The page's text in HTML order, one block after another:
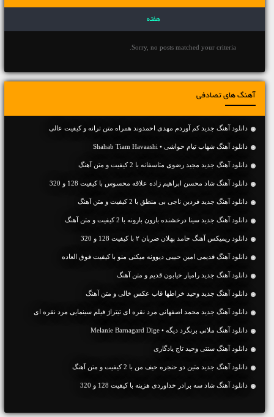
هفته
Sorry, no posts matched your criteria.
آهنگ های تصادفی
دانلود آهنگ جديد کم آوردم مهدی احمدوند همراه متن ترانه و کیفیت عالی
دانلود آهنگ شهاب تیام حواشی • Shahab Tiam Havaashi
دانلود آهنگ جديد مجید رضوی متاسفانه با 2 کیفیت و متن آهنگ
دانلود آهنگ شاد محسن ابراهیم زاده علاقه محسوس با کیفیت 128 و 320
دانلود آهنگ جديد فردین ناجی بی منطق با 2 کیفیت و متن آهنگ
دانلود آهنگ جديد سینا درخشنده بارون بارونه با 2 کیفیت و متن آهنگ
دانلود ریمیکس آهنگ حامد پهلان ضربان ۲ با کیفیت 128 و 320
دانلود آهنگ قدیمی امین حبیبی دیوونه میکنی منو با کیفیت فوق العاده
دانلود آهنگ جديد رامیار خیابون قدیم و متن آهنگ
دانلود آهنگ جديد وحید خراطها قاب عکس خالی و متن آهنگ
دانلود آهنگ جدید محمد اصفهانی مرد نقره ای تیتراژ فیلم سینمایی مرد نقره ای
دانلود آهنگ ملانی برنگرد دیگه • Melanie Barnagard Dige
دانلود آهنگ سنتی وحید تاج یادگاری
دانلود آهنگ جديد متین دو حنجره حیف من با 2 کیفیت و متن آهنگ
دانلود آهنگ شاد سه برادر خداوردی هزینه با کیفیت 128 و 320